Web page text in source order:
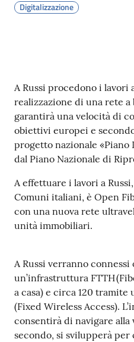
Digitalizzazione
Contenuto
A Russi procedono i lavori
realizzazione di una rete a
garantirà una velocità di
obiettivi europei e
progetto nazionale «Piano
dal Piano Nazionale di
A effettuare i lavori a
Comuni italiani, è Open
con una nuova rete
unità immobiliari.
A Russi verranno
un’infrastruttura FTTH
a casa) e circa 120 tramite
(Fixed Wireless Access).
consentirà di navigare alla
secondo, si svilupperà